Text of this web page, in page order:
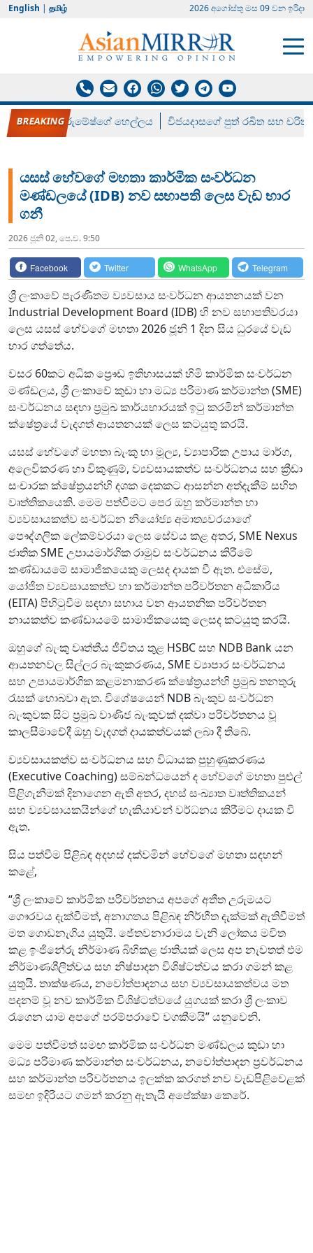
English | தமிழ் 2026 අගෝස්‍තු මස 09 වන ඉරිදා
රන් ගෙනා රුමේෂ්ගේ හෙල්ලය විජයදාසගේ පුත් රඛිත සහ චරිත්
යසස් හේවගේ මහතා කාර්මික සංවර්ධන
මණ්ඩලයේ (IDB) නව සභාපති ලෙස වැඩ භාර
ගනී
2026 ජූනි 02, පෙ.ව. 9:50
Facebook Twitter WhatsApp Telegram
ශ්‍රී ලංකාවේ පැරණිතම ව්‍යවසාය සංවර්ධන ආයතනයක් වන
Industrial Development Board (IDB) හි නව සභාපතිවරයා
ලෙස යසස් හේවගේ මහතා 2026 ජූනි 1 දින සිය ධුරයේ වැඩ
භාර ගත්තේය.
වසර 60කට අධික ප්‍රෞඩ ඉතිහාසයක් හිමි කාර්මික සංවර්ධන
මණ්ඩලය, ශ්‍රී ලංකාවේ කුඩා හා මධ්‍ය පරිමාණ කර්මාන්ත (SME)
සංවර්ධනය සඳහා ප්‍රමුඛ කාර්යභාරයක් ඉටු කරමින් කර්මාන්ත
ක්ෂේත්‍රයේ වැදගත් ආයතනයක් ලෙස කටයුතු කරයි.
යසස් හේවගේ මහතා බැංකු හා මූල්‍ය, ව්‍යාපාරික උපාය මාර්ග,
අලෙවිකරණ හා විකුණුම්, ව්‍යවසායකත්ව සංවර්ධනය සහ ක්‍රීඩා
සංචාරක ක්ෂේත්‍රයන්හි දශක දෙකකට ආසන්න අත්දැකීම් සහිත
වෘත්තිකයෙකි. මෙම පත්වීමට පෙර ඔහු කර්මාන්ත හා
ව්‍යවසායකත්ව සංවර්ධන නියෝජ්‍ය අමාත්‍යවරයාගේ
පෞද්ගලික ලේකම්වරයා ලෙස සේවය කළ අතර, SME Nexus
ජාතික SME උපායමාර්ගික රාමුව සංවර්ධනය කිරීමේ
කණ්ඩායමේ සාමාජිකයෙකු ලෙසද දායක වී ඇත. එසේම,
යෝජිත ව්‍යවසායකත්ව හා කර්මාන්ත පරිවර්තන අධිකාරිය
(EITA) පිහිටුවීම සඳහා සහාය වන ආයතනික පරිවර්තන
නායකත්ව කණ්ඩායමේ සාමාජිකයෙකු ලෙසද කටයුතු කරයි.
ඔහුගේ බැංකු වෘත්තීය ජීවිතය තුළ HSBC සහ NDB Bank යන
ආයතනවල සිල්ලර බැංකුකරණය, SME ව්‍යාපාර සංවර්ධනය
සහ උපායමාර්ගික කළමනාකරණ ක්ෂේත්‍රයන්හි ප්‍රමුඛ තනතුරු
රැසක් හොබවා ඇත. විශේෂයෙන් NDB බැංකුව සංවර්ධන
බැංකුවක සිට ප්‍රමුඛ වාණිජ බැංකුවක් දක්වා පරිවර්තනය වූ
කාලසීමාවේදී ඔහු වැදගත් දායකත්වයක් ලබා දී තිබේ.
ව්‍යවසායකත්ව සංවර්ධනය සහ විධායක පුහුණුකරණය
(Executive Coaching) සම්බන්ධයෙන් ද හේවගේ මහතා පුළුල්
පිළිගැනීමක් දිනාගෙන ඇති අතර, දහස් සංඛ්‍යාත වෘත්තිකයන්
සහ ව්‍යවසායකයින්ගේ හැකියාවන් වර්ධනය කිරීමට දායක වී
ඇත.
සිය පත්වීම පිළිබඳ අදහස් දක්වමින් හේවගේ මහතා සඳහන්
කළේ,
“ශ්‍රී ලංකාවේ කාර්මික පරිවර්තනය අපගේ අතීත උරුමයට
ගෞරවය දැක්වීමත්, අනාගතය පිළිබඳ නිර්භීත දැක්මක් ඇතිවීමත්
මත ගොඩනැගිය යුතුයි. ජේතවනාරාමය වැනි ලෝකය මවිත
කළ ඉංජිනේරු නිර්මාණ බිහිකළ ජාතියක් ලෙස අප නැවතත් එම
නිර්මාණශීලීත්වය සහ නිෂ්පාදන විශිෂ්ටත්වය කරා ගමන් කළ
යුතුයි. තාක්ෂණය, නවෝත්පාදනය සහ ව්‍යවසායකත්වය මත
පදනම් වූ නව කාර්මික විශිෂ්ටත්වයේ යුගයක් කරා ශ්‍රී ලංකාව
රැගෙන යාම අපගේ පරම්පරාවේ වගකීමයි” යනුවෙනි.
මෙම පත්වීමත් සමඟ කාර්මික සංවර්ධන මණ්ඩලය කුඩා හා
මධ්‍ය පරිමාණ කර්මාන්ත සංවර්ධනය, නවෝත්පාදන ප්‍රවර්ධනය
සහ කර්මාන්ත පරිවර්තනය ඉලක්ක කරගත් නව වැඩපිළිවෙළක්
සමඟ ඉදිරියට ගමන් කරනු ඇතැයි අපේක්ෂා කෙරේ.